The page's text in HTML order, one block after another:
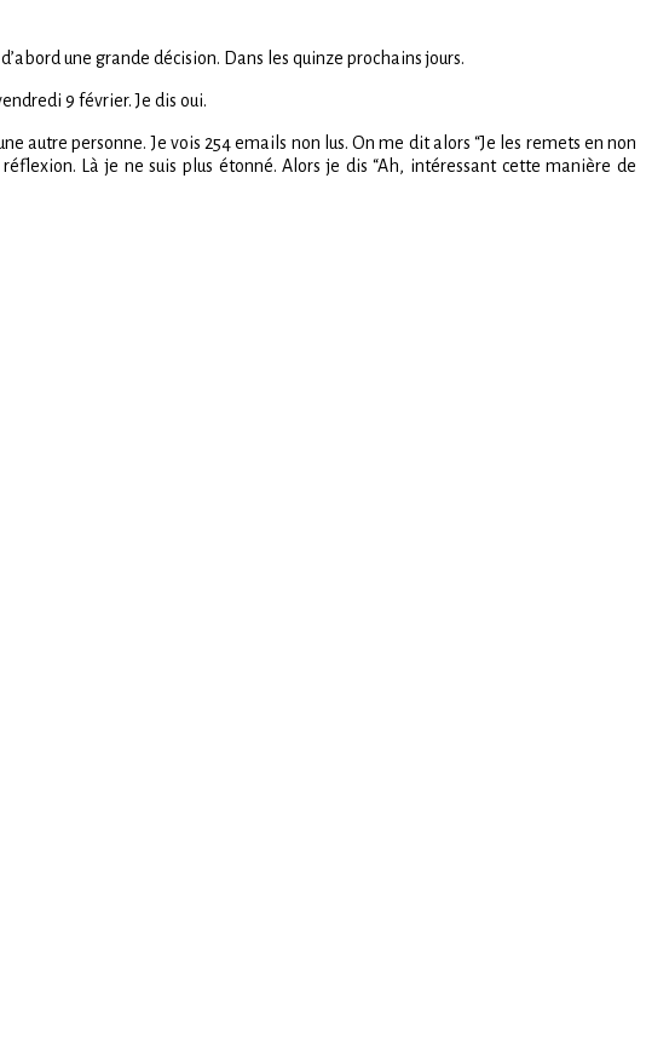
une grande décision. Dans les quinze prochains jours.
9 février. Je dis oui.
autre personne. Je vois 254 emails non lus. On me dit alors “Je les remets en non
Là je ne suis plus étonné. Alors je dis “Ah, intéressant cette manière de